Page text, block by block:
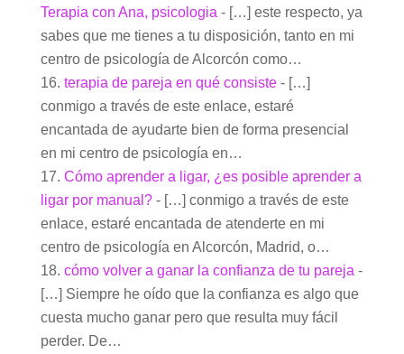
Terapia con Ana, psicologia - […] este respecto, ya
sabes que me tienes a tu disposición, tanto en mi
centro de psicología de Alcorcón como…
terapia de pareja en qué consiste- […]
conmigo a través de este enlace, estaré
encantada de ayudarte bien de forma presencial
en mi centro de psicología en…
Cómo aprender a ligar, ¿es posible aprender a
ligar por manual?- […] conmigo a través de este
enlace, estaré encantada de atenderte en mi
centro de psicología en Alcorcón, Madrid, o…
cómo volver a ganar la confianza de tu pareja -
[…] Siempre he oído que la confianza es algo que
cuesta mucho ganar pero que resulta muy fácil
perder. De…